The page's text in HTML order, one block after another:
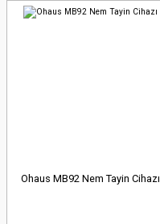
Ohaus MB92 Nem Tayin Cihazı